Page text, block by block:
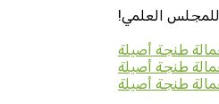
للمجلس العلمي!